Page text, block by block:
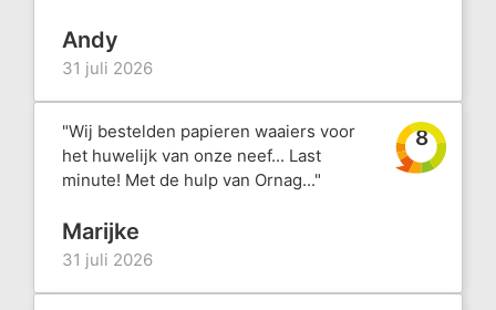
Andy
31 juli 2026
"Wij bestelden papieren waaiers voor
het huwelijk van onze neef... Last
minute! Met de hulp van Ornag..."
8
Marijke
31 juli 2026